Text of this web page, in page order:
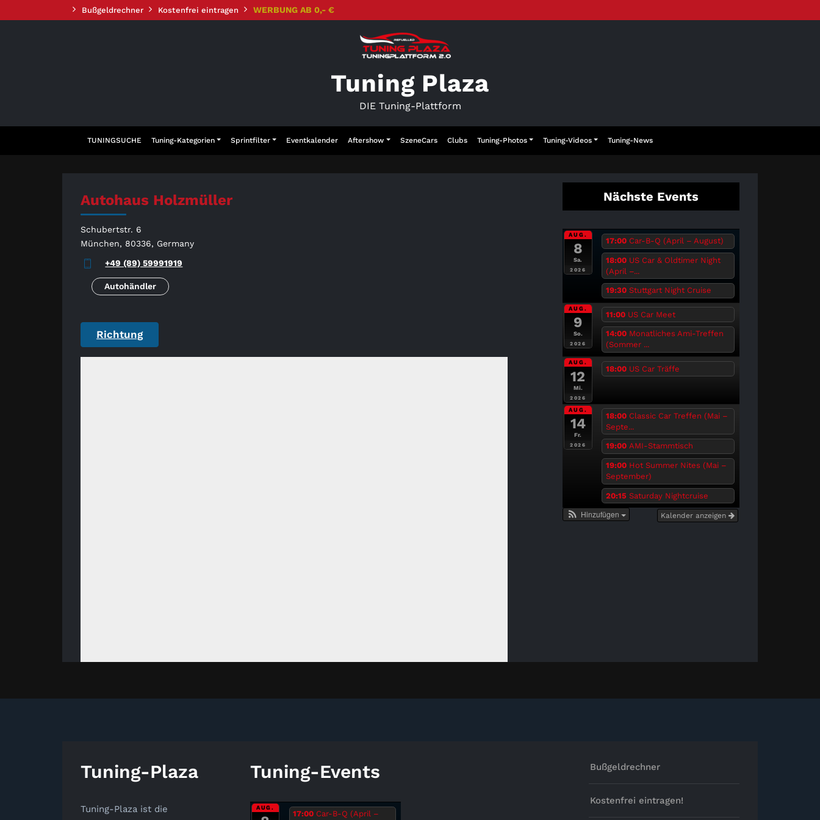
Inhalt
Bußgeldrechner Kostenfrei eintragen WERBUNG AB 0,- €
Tuning Plaza
DIE Tuning-Plattform
TUNINGSUCHE Tuning-Kategorien Sprintfilter Eventkalender Aftershow SzeneCars Clubs Tuning-Photos Tuning-Videos Tuning-News
Autohaus Holzmüller
Schubertstr. 6
München, 80336, Germany
+49 (89) 59991919
Autohändler
Richtung
Nächste Events
AUG.
8
Sa.
2026
17:00 Car-B-Q (April – August)
18:00 US Car & Oldtimer Night
(April –...
19:30 Stuttgart Night Cruise
AUG.
9
So.
2026
11:00 US Car Meet
14:00 Monatliches Ami-Treffen
(Sommer ...
AUG.
12
Mi.
2026
18:00 US Car Träffe
AUG.
14
Fr.
2026
18:00 Classic Car Treffen (Mai –
Septe...
19:00 AMI-Stammtisch
19:00 Hot Summer Nites (Mai –
September)
20:15 Saturday Nightcruise
Kalender anzeigen
Hinzufügen
Tuning-Plaza
Tuning-Plaza ist die
Tuning-Events
AUG.
17:00 Car-B-Q (April –
Bußgeldrechner
Kostenfrei eintragen!